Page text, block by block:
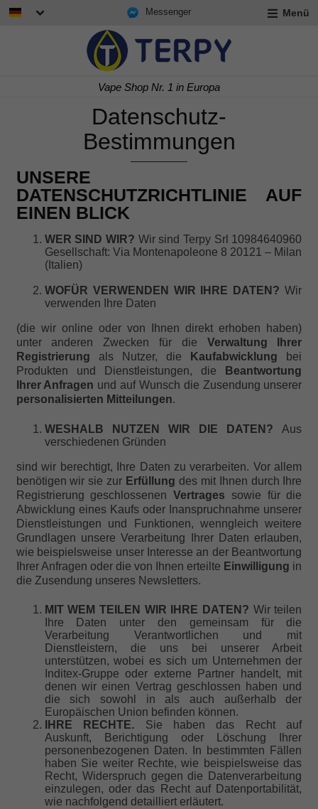
Messenger Menü
Vape Shop Nr. 1 in Europa
Datenschutz-
Bestimmungen
UNSERE
DATENSCHUTZRICHTLINIE AUF
EINEN BLICK
WER SIND WIR? Wir sind Terpy Srl 10984640960
Gesellschaft: Via Montenapoleone 8 20121 – Milan
(Italien)
WOFÜR VERWENDEN WIR IHRE DATEN?Wir
verwenden Ihre Daten
(die wir online oder von Ihnen direkt erhoben haben)
unter anderen Zwecken für die Verwaltung Ihrer
Registrierung als Nutzer, die Kaufabwicklung bei
Produkten und
Dienstleistungen, die
Beantwortung
Ihrer Anfragen und auf Wunsch die Zusendung unserer
personalisierten Mitteilungen.
WESHALB NUTZEN WIR DIE DATEN?Aus
verschiedenen Gründen
sind wir berechtigt, Ihre Daten zu verarbeiten. Vor allem
benötigen wir sie zur Erfüllung des mit Ihnen durch Ihre
Registrierung geschlossenenVertrages sowie für die
Abwicklung eines Kaufs oder Inanspruchnahme unserer
Dienstleistungen und Funktionen, wenngleich weitere
Grundlagen unsere Verarbeitung Ihrer Daten erlauben,
wie beispielsweise unser Interesse an der Beantwortung
Ihrer Anfragen oder die von Ihnen erteilte Einwilligung in
die Zusendung unseres Newsletters.
MIT WEM TEILEN WIR IHRE DATEN? Wir teilen
Ihre Daten unter den
gemeinsam für die
Verarbeitung Verantwortlichen und mit
Dienstleistern, die uns bei unserer Arbeit
unterstützen, wobei es sich um Unternehmen der
Inditex-Gruppe oder externe Partner handelt, mit
denen wir einen Vertrag geschlossen haben und
die sich sowohl in als auch außerhalb der
Europäischen Union befinden können.
IHRE RECHTE.
Sie haben das Recht auf
Auskunft, Berichtigung oder Löschung
Ihrer
personenbezogenen Daten. In bestimmten Fällen
haben Sie weiter Rechte, wie beispielsweise das
Recht, Widerspruch gegen die Datenverarbeitung
einzulegen, oder das Recht auf Datenportabilität,
wie nachfolgend detailliert erläutert.